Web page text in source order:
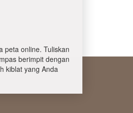
peta online. Tuliskan
berimpit dengan
kiblat yang Anda